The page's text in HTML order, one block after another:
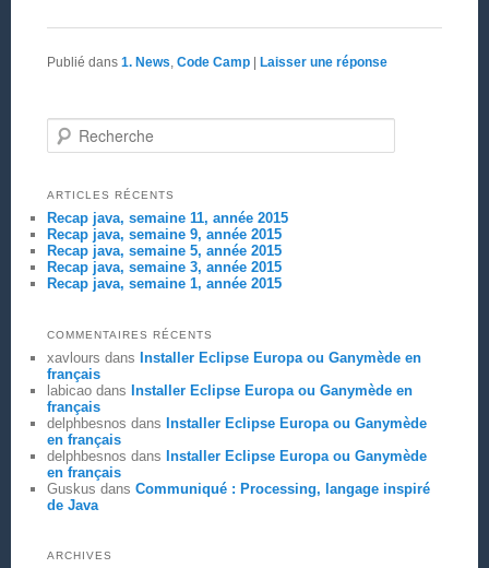
Publié dans 1. News Code Camp | Laisser une réponse
Recherche
ARTICLES RÉCENTS
Recap java, semaine 11, année 2015
Recap java, semaine 9, année 2015
Recap java, semaine 5, année 2015
Recap java, semaine 3, année 2015
Recap java, semaine 1, année 2015
COMMENTAIRES RÉCENTS
xavlours dans Installer Eclipse Europa ou Ganymède en
français
labicaodans Installer Eclipse Europa ou Ganymède en
français
delphbesnos dans Installer Eclipse Europa ou Ganymède
en français
delphbesnos dans Installer Eclipse Europa ou Ganymède
en français
Guskus dans Communiqué : Processing, langage inspiré
de Java
ARCHIVES